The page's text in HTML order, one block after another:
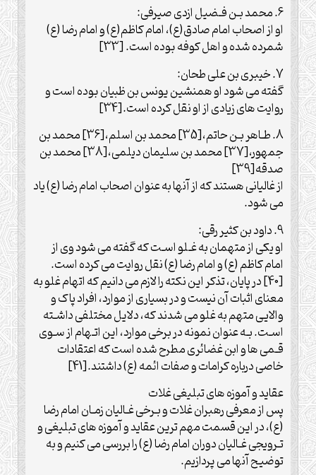
6. محمد بـن فـضیل ازدی صیرفی:
او از اصحاب امام صادق(ع)، امام کاظم(ع) و امام رضا (ع)
شمرده شده و اهل کوفه بوده است. [33]
7. خیبری بن علی طحان:
گفته می شود او هم‏نشین یونس بن ظبیان بوده است و
روایت های زیادی از او نقل کرده است.[34]
8. طـاهر بـن حاتم،[35] محمد بن اسلم،[36] محمد بن
جمهور،[37] محمد بن سلیمان دیلمی،[38] محمد بن
صدقه[39]
از غالیانی هستند که از آنها به عنوان اصحاب امام رضا (ع) یاد
می شود.
9. داود بن کثیر رقی:
او یکی از متهمان به غـلو اسـت که گفته می شود وی از
امام کاظم (ع) و امام رضا (ع) نقل روایت می کرده است.
[40] در پایان، تذکر این نکته را لازم می دانیم که اتهام غلو به
معنای اثبات آن نیست و در بسیاری از موارد، افراد پاک و
والایی متهم به غلو می شدند که، دلایل مختلفی داشـته
اسـت. بـه عنوان نمونه در برخی موارد، این اتـهام از سـوی
قـمی ها و ابن غضائری مطرح شده است که اعتقادات
خاصی درباره کرامات و صفات ائمه (ع) داشتند.[41]
عقاید و آموزه های تبلیغی غلات
پس از معرفی رهبران غلات و بـرخی غـالیان زمـان امام رضا
(ع)، در این قسمت مهم ترین عقاید و آموزه های تبلیغی و
تـرویجی غـالیان دوران امام رضا (ع) را بررسی می کنیم و به
توضیح آنها می پردازیم.